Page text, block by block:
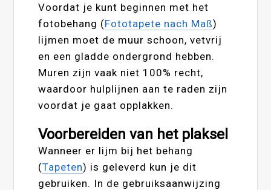
Voordat je kunt beginnen met het
fotobehang (Fototapete nach Maß)
lijmen moet de muur schoon, vetvrij
en een gladde ondergrond hebben.
Muren zijn vaak niet 100% recht,
waardoor hulplijnen aan te raden zijn
voordat je gaat opplakken.
Voorbereiden van het plaksel
Wanneer er lijm bij het behang
(Tapeten) is geleverd kun je dit
gebruiken. In de gebruiksaanwijzing